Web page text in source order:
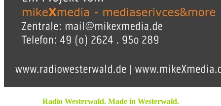
Radio Westerwald. Made in Westerwald.